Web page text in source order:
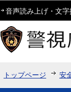
音声読み上げ・文字
トップページ 安